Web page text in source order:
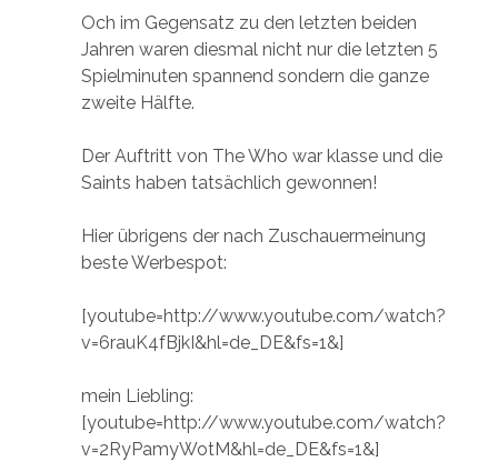
Och im Gegensatz zu den letzten beiden
Jahren waren diesmal nicht nur die letzten 5
Spielminuten spannend sondern die ganze
zweite Hälfte.
Der Auftritt von The Who war klasse und die
Saints haben tatsächlich gewonnen!
Hier übrigens der nach Zuschauermeinung
beste Werbespot:
[youtube=http://www.youtube.com/watch?
v=6rauK4fBjkI&hl=de_DE&fs=1&]
mein Liebling:
[youtube=http://www.youtube.com/watch?
v=2RyPamyWotM&hl=de_DE&fs=1&]